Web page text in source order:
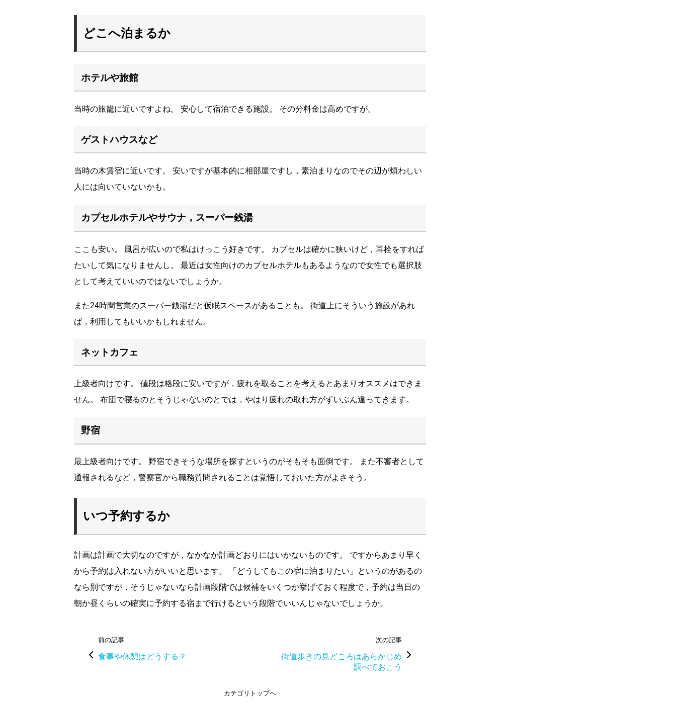
どこへ泊まるか
ホテルや旅館
当時の旅籠に近いですよね。 安心して宿泊できる施設。 その分料金は高めですが。
ゲストハウスなど
当時の木賃宿に近いです。 安いですが基本的に相部屋ですし，素泊まりなのでその辺が煩わしい
人には向いていないかも。
カプセルホテルやサウナ，スーパー銭湯
ここも安い。 風呂が広いので私はけっこう好きです。 カプセルは確かに狭いけど，耳栓をすれば
たいして気になりませんし。 最近は女性向けのカプセルホテルもあるようなので女性でも選択肢
として考えていいのではないでしょうか。
また24時間営業のスーパー銭湯だと仮眠スペースがあることも。 街道上にそういう施設があれ
ば，利用してもいいかもしれません。
ネットカフェ
上級者向けです。 値段は格段に安いですが，疲れを取ることを考えるとあまりオススメはできま
せん。 布団で寝るのとそうじゃないのとでは，やはり疲れの取れ方がずいぶん違ってきます。
野宿
最上級者向けです。 野宿できそうな場所を探すというのがそもそも面倒です。 また不審者として
通報されるなど，警察官から職務質問されることは覚悟しておいた方がよさそう。
いつ予約するか
計画は計画で大切なのですが，なかなか計画どおりにはいかないものです。 ですからあまり早く
から予約は入れない方がいいと思います。 「どうしてもこの宿に泊まりたい」というのがあるの
なら別ですが，そうじゃないなら計画段階では候補をいくつか挙げておく程度で，予約は当日の
朝か昼くらいの確実に予約する宿まで行けるという段階でいいんじゃないでしょうか。
前の記事
食事や休憩はどうする？
次の記事
街道歩きの見どころはあらかじめ
調べておこう
カテゴリトップへ